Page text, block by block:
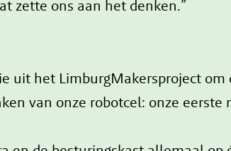
zette ons aan het denken.”
uit het LimburgMakersproject
van onze robotcel: onze